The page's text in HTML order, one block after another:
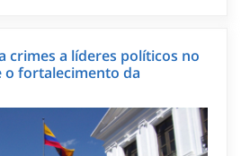
crimes a líderes políticos no
o fortalecimento da